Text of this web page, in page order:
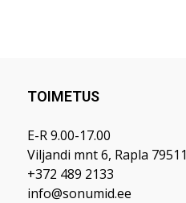
TOIMETUS
E-R 9.00-17.00
Viljandi mnt 6, Rapla 79511
+372 489 2133
info@sonumid.ee